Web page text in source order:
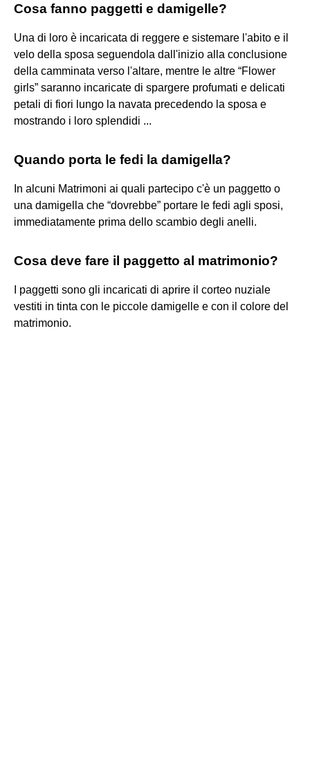
Cosa fanno paggetti e damigelle?
Una di loro è incaricata di reggere e sistemare l'abito e il
velo della sposa seguendola dall'inizio alla conclusione
della camminata verso l'altare, mentre le altre “Flower
girls” saranno incaricate di spargere profumati e delicati
petali di fiori lungo la navata precedendo la sposa e
mostrando i loro splendidi ...
Quando porta le fedi la damigella?
In alcuni Matrimoni ai quali partecipo c'è un paggetto o
una damigella che “dovrebbe” portare le fedi agli sposi,
immediatamente prima dello scambio degli anelli.
Cosa deve fare il paggetto al matrimonio?
I paggetti sono gli incaricati di aprire il corteo nuziale
vestiti in tinta con le piccole damigelle e con il colore del
matrimonio.